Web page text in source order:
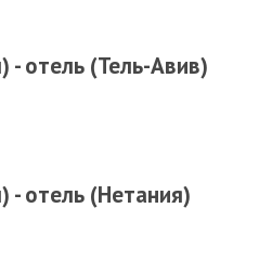
- отель (Тель-Авив)
- отель (Нетания)